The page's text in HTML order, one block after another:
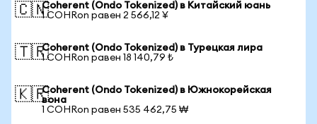
🇨🇳Coherent (Ondo Tokenized) в Китайский юань
1 COHRon равен 2 566,12 ¥
🇹🇷Coherent (Ondo Tokenized) в Турецкая лира
1 COHRon равен 18 140,79 ₺
🇰🇷Coherent (Ondo Tokenized) в Южнокорейская
вона
1 COHRon равен 535 462,75 ₩